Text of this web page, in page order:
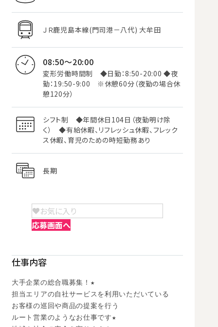
ＪＲ鹿児島本線(門司港－八代) 大牟田
08:50～20:00
変形労働時間制 ◆日勤：8:50-20:00 ◆夜
勤：19:50-9:00 ※休憩60分（夜勤の場合休
憩120分）
シフト制 ◆年間休日104日（夜勤明け除
く） ◆有給休暇、リフレッシュ休暇、フレック
ス休暇、育児のための時短勤務あり
長期
お気に入り
応募画面へ
仕事内容
大手企業の総合職募集！★
担当エリアの自社サービスを利用いただいている
お客様の巡回や商品の提案を行う
ルート営業のようなお仕事です★